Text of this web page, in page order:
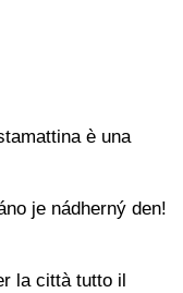
è una
je nádherný den!
la città tutto il